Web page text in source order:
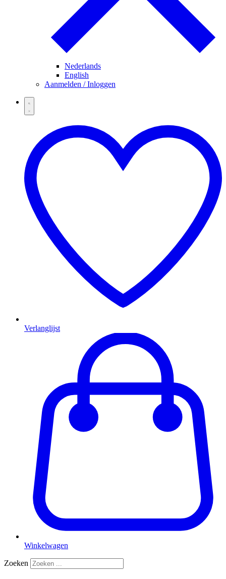
Nederlands
English
Aanmelden / Inloggen
Verlanglijst
Winkelwagen
Zoeken